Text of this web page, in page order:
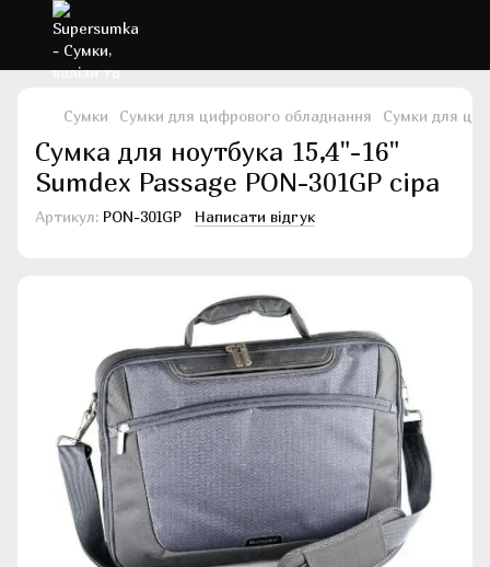
Сумки Сумки для цифрового обладнання Сумки для
Сумка для ноутбука 15,4"-16"
Sumdex Passage PON-301GP сіра
Артикул: PON-301GP Написати відгук